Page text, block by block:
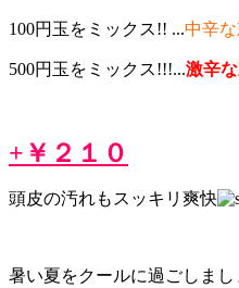
100円玉をミックス!! ...中辛
500円玉をミックス!!!...激辛
+￥２１０
頭皮の汚れもスッキリ爽快
暑い夏をクールに過ごしまし